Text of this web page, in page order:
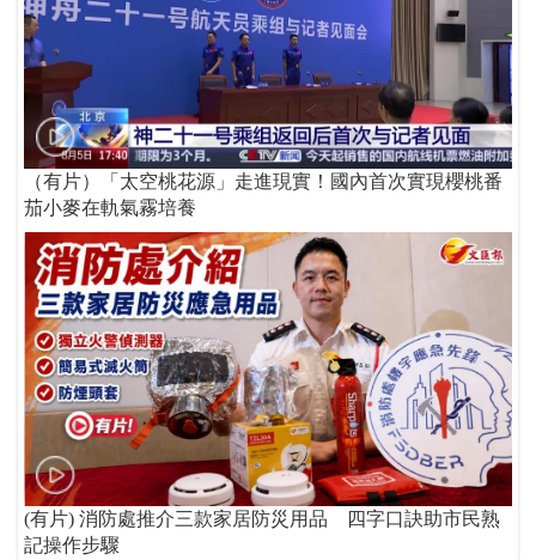
（有片）「太空桃花源」走進現實！國內首次實現櫻桃番
茄小麥在軌氣霧培養
(有片) 消防處推介三款家居防災用品 四字口訣助市民熟
記操作步驟